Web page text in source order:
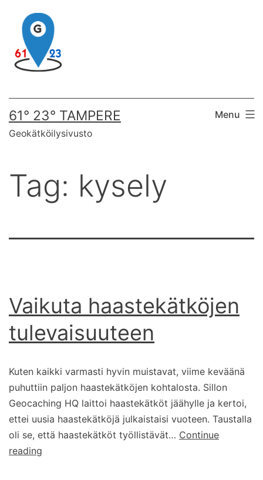
content
61° 23° TAMPERE
Geokätköilysivusto
Menu
Tag: kysely
Vaikuta haastekätköjen
tulevaisuuteen
Kuten kaikki varmasti hyvin muistavat, viime keväänä
puhuttiin paljon haastekätköjen kohtalosta. Sillon
Geocaching HQ laittoi haastekätköt jäähylle ja kertoi,
ettei uusia haastekätköjä julkaistaisi vuoteen. Taustalla
oli se, että haastekätköt työllistävät… Continue
reading